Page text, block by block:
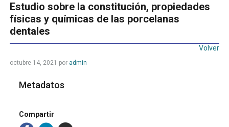
Estudio sobre la constitución, propiedades
físicas y químicas de las porcelanas
dentales
Volver
octubre 14, 2021 por admin
Metadatos
Compartir